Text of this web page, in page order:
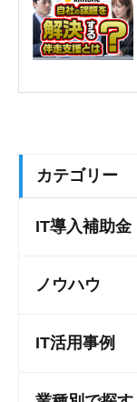
カテゴリー
IT導入補助金
ノウハウ
IT活用事例